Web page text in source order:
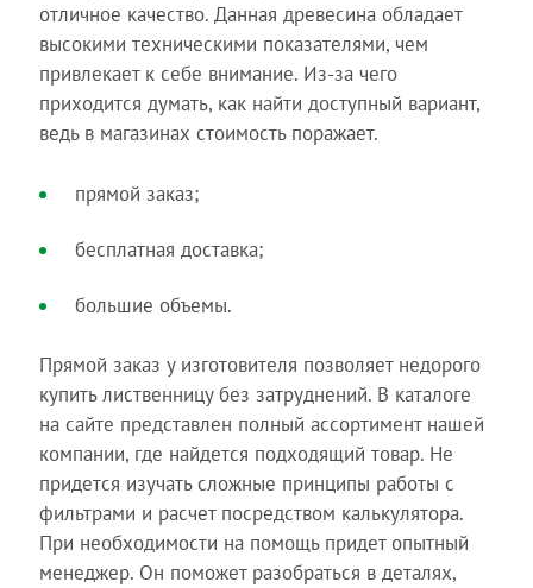
отличное качество. Данная древесина обладает
высокими техническими показателями, чем
привлекает к себе внимание. Из-за чего
приходится думать, как найти доступный вариант,
ведь в магазинах стоимость поражает.
прямой заказ;
бесплатная доставка;
большие объемы.
Прямой заказ у изготовителя позволяет недорого
купить лиственницу без затруднений. В каталоге
на сайте представлен полный ассортимент нашей
компании, где найдется подходящий товар. Не
придется изучать сложные принципы работы с
фильтрами и расчет посредством калькулятора.
При необходимости на помощь придет опытный
менеджер. Он поможет разобраться в деталях,